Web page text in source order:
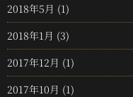
2018年5月 (1)
2018年1月 (3)
2017年12月 (1)
2017年10月 (1)